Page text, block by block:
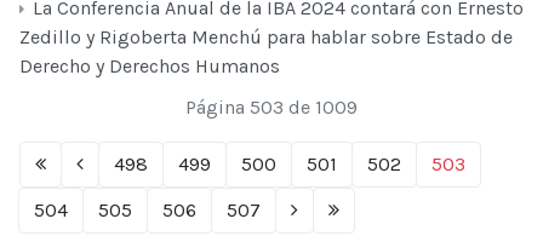
La Conferencia Anual de la IBA 2024 contará con Ernesto
Zedillo y Rigoberta Menchú para hablar sobre Estado de
Derecho y Derechos Humanos
Página 503 de 1009
498 499 500 501 502
503
504
505 506 507